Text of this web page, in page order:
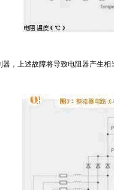
，上述故障将导致电阻器产生